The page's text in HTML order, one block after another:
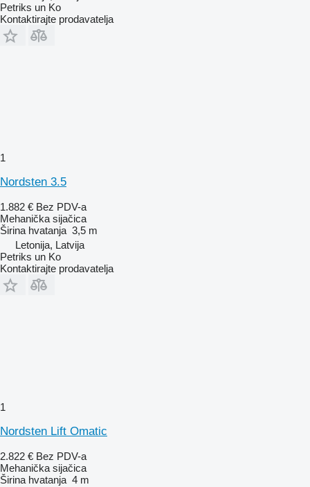
Petriks un Ko
Kontaktirajte prodavatelja
1
Nordsten 3.5
1.882 € Bez PDV-a
Mehanička sijačica
Širina hvatanja 3,5 m
Letonija, Latvija
Petriks un Ko
Kontaktirajte prodavatelja
1
Nordsten Lift Omatic
2.822 € Bez PDV-a
Mehanička sijačica
Širina hvatanja 4 m